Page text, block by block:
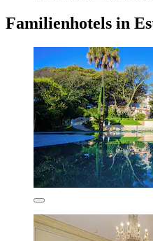
Familienhotels in